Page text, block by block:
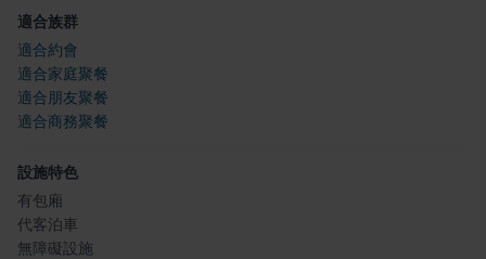
適合族群
適合約會
適合家庭聚餐
適合朋友聚餐
適合商務聚餐
設施特色
有包廂
代客泊車
無障礙設施